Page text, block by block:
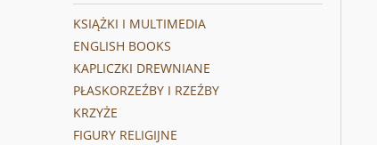
KSIĄŻKI I MULTIMEDIA
ENGLISH BOOKS
KAPLICZKI DREWNIANE
PŁASKORZEŹBY I RZEŹBY
KRZYŻE
FIGURY RELIGIJNE